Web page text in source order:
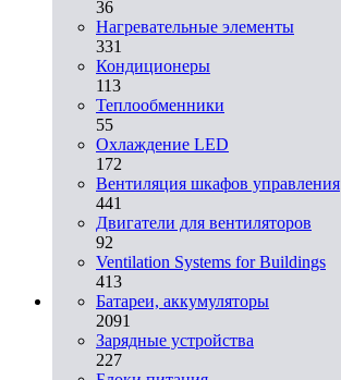
36
Нагревательные элементы
331
Кондиционеры
113
Теплообменники
55
Охлаждение LED
172
Вентиляция шкафов управления
441
Двигатели для вентиляторов
92
Ventilation Systems for Buildings
413
Батареи, аккумуляторы
2091
Зарядные устройства
227